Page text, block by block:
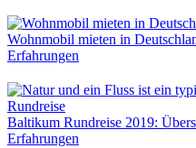
Wohnmobil mieten in
Erfahrungen
Baltikum Rundreise 2019:
Erfahrungen